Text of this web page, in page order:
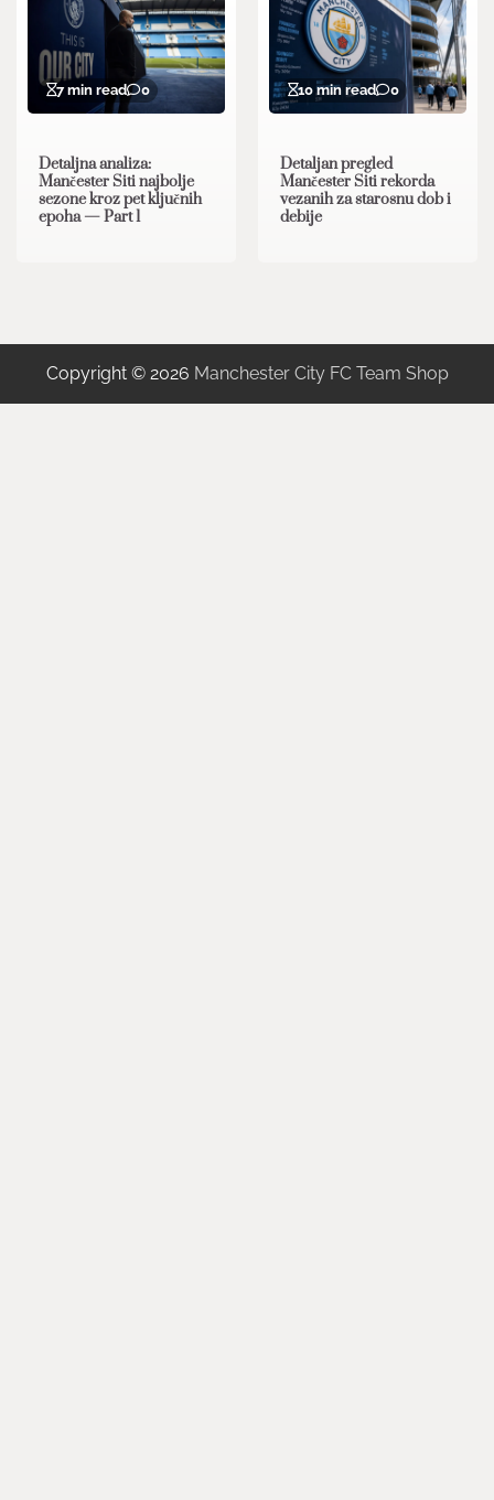
7 min read 0
Detaljna analiza:
Mančester Siti najbolje
sezone kroz pet ključnih
epoha — Part 1
10 min read 0
Detaljan pregled
Mančester Siti rekorda
vezanih za starosnu dob i
debije
Copyright © 2026 Manchester City FC Team Shop